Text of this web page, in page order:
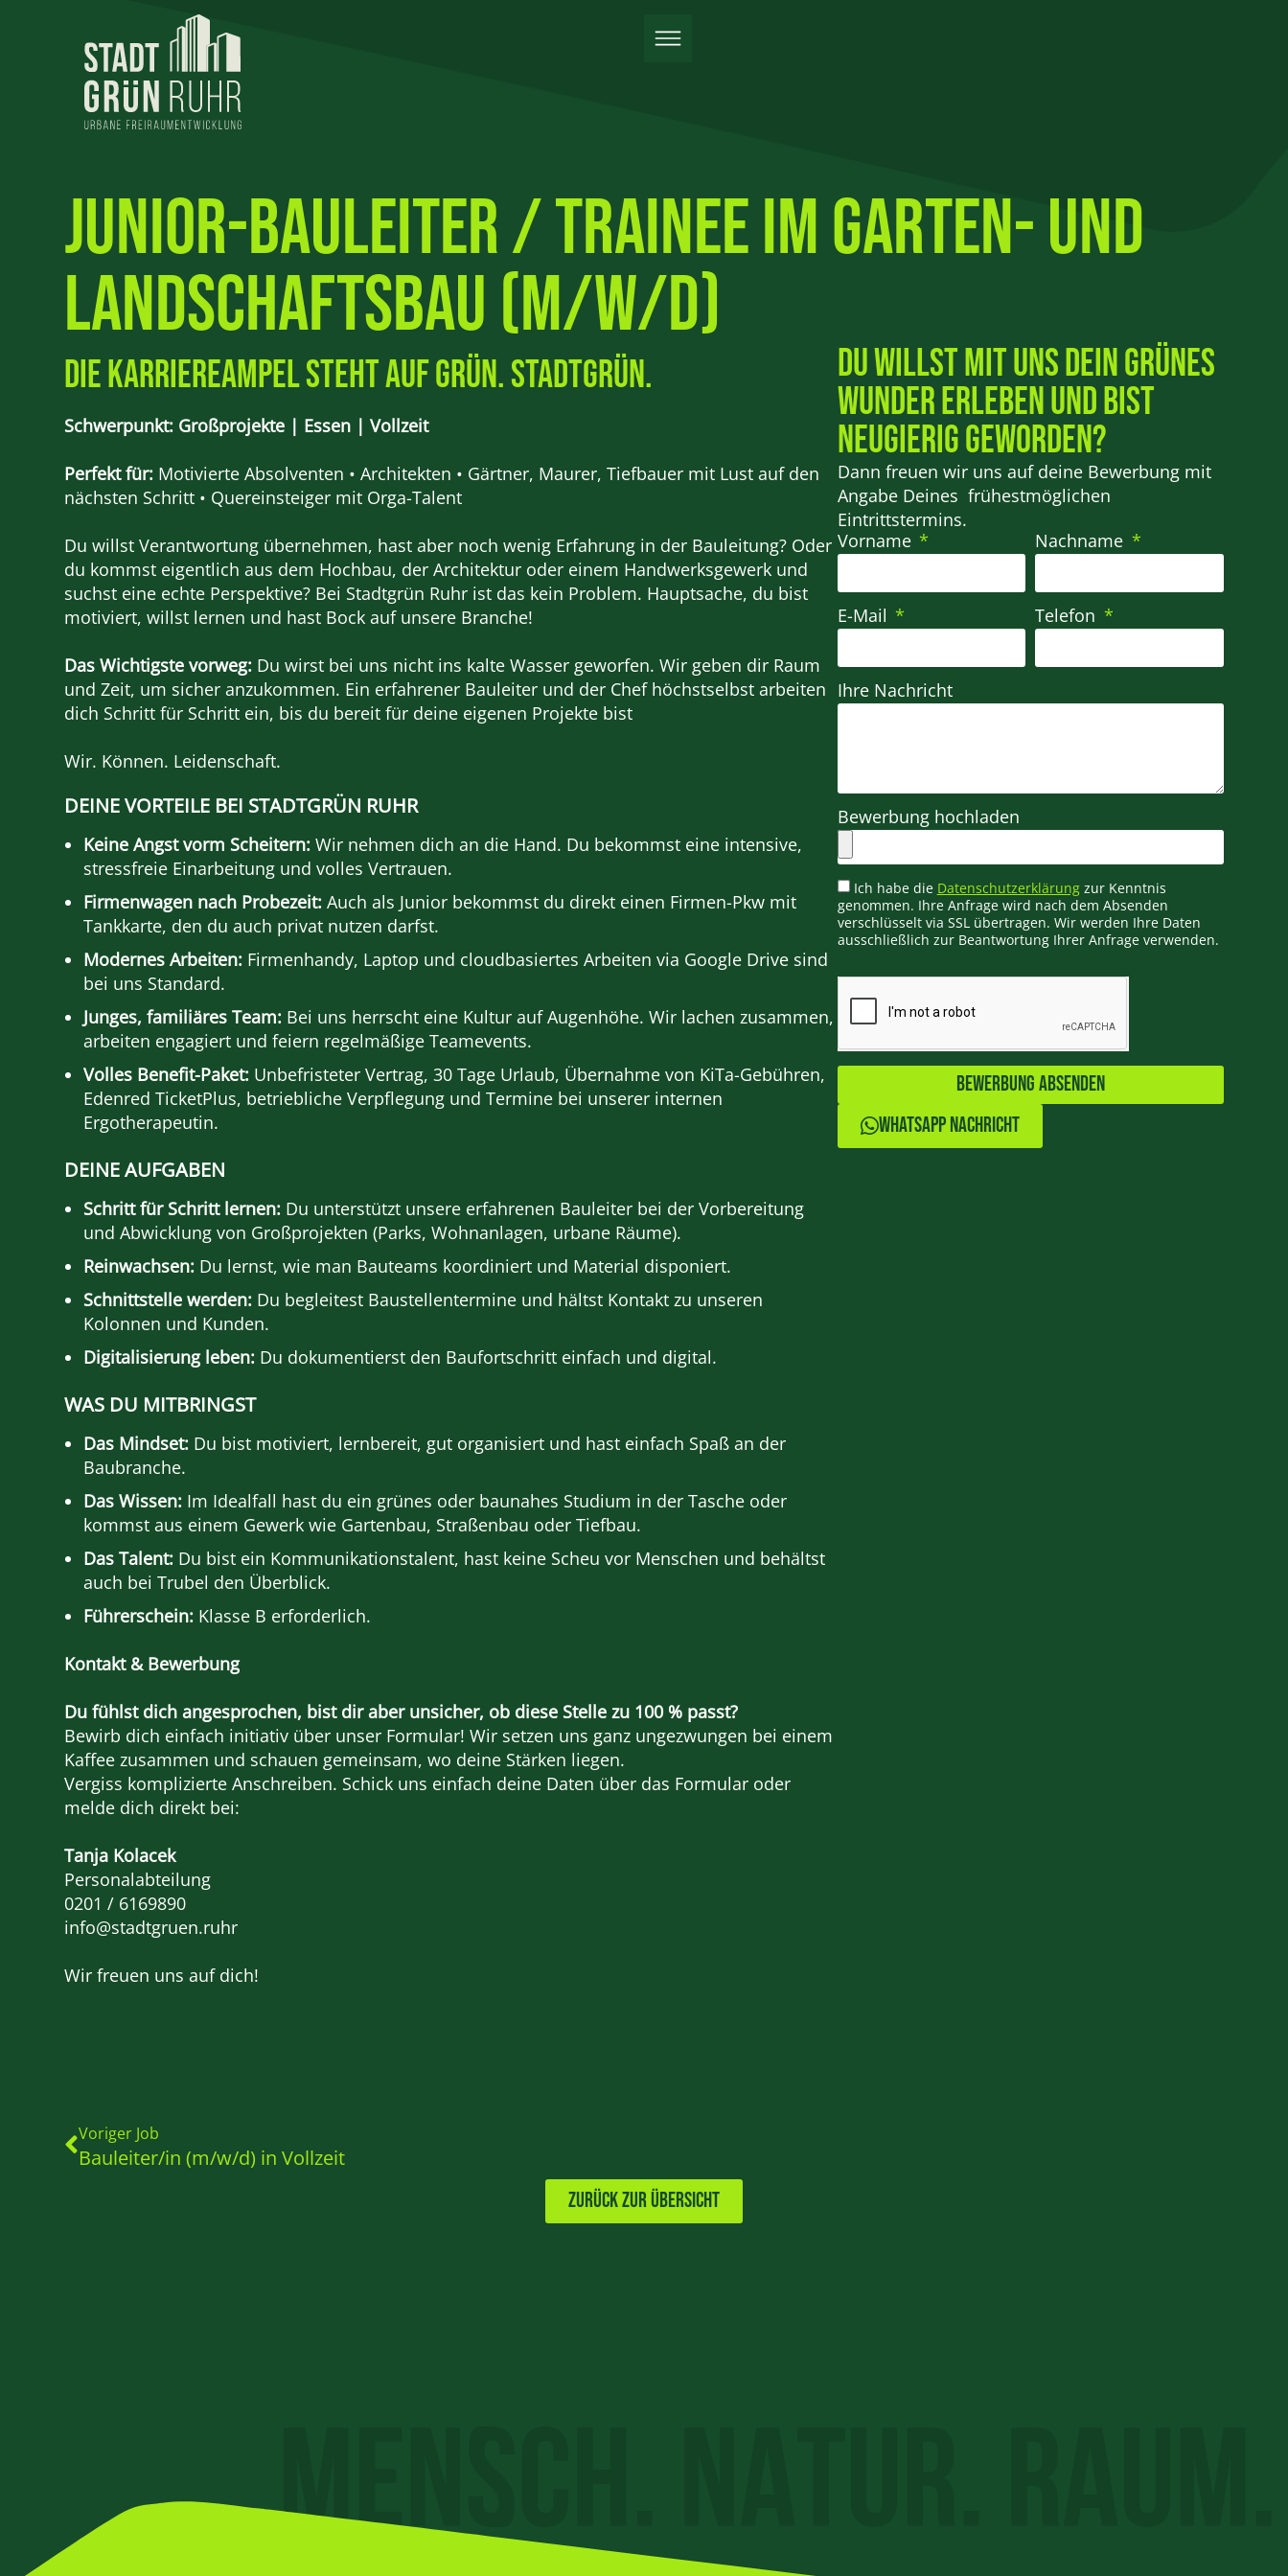
Junior-Bauleiter / Trainee im Garten- und
Landschaftsbau (m/w/d)
Die Karriereampel steht auf grün. Stadtgrün.
Schwerpunkt: Großprojekte | Essen | Vollzeit
Perfekt für: Motivierte Absolventen • Architekten • Gärtner, Maurer, Tiefbauer mit Lust auf den
nächsten Schritt • Quereinsteiger mit Orga-Talent
Du willst Verantwortung übernehmen, hast aber noch wenig Erfahrung in der Bauleitung? Oder
du kommst eigentlich aus dem Hochbau, der Architektur oder einem Handwerksgewerk und
suchst eine echte Perspektive? Bei Stadtgrün Ruhr ist das kein Problem. Hauptsache, du bist
motiviert, willst lernen und hast Bock auf unsere Branche!
Das Wichtigste vorweg: Du wirst bei uns nicht ins kalte Wasser geworfen. Wir geben dir Raum
und Zeit, um sicher anzukommen. Ein erfahrener Bauleiter und der Chef höchstselbst arbeiten
dich Schritt für Schritt ein, bis du bereit für deine eigenen Projekte bist
Wir. Können. Leidenschaft.
DEINE VORTEILE BEI STADTGRÜN RUHR
Keine Angst vorm Scheitern: Wir nehmen dich an die Hand. Du bekommst eine intensive,
stressfreie Einarbeitung und volles Vertrauen.
Firmenwagen nach Probezeit: Auch als Junior bekommst du direkt einen Firmen-Pkw mit
Tankkarte, den du auch privat nutzen darfst.
Modernes Arbeiten: Firmenhandy, Laptop und cloudbasiertes Arbeiten via Google Drive sind
bei uns Standard.
Junges, familiäres Team: Bei uns herrscht eine Kultur auf Augenhöhe. Wir lachen zusammen,
arbeiten engagiert und feiern regelmäßige Teamevents.
Volles Benefit-Paket: Unbefristeter Vertrag, 30 Tage Urlaub, Übernahme von KiTa-Gebühren,
Edenred TicketPlus, betriebliche Verpflegung und Termine bei unserer internen
Ergotherapeutin.
DEINE AUFGABEN
Schritt für Schritt lernen: Du unterstützt unsere erfahrenen Bauleiter bei der Vorbereitung
und Abwicklung von Großprojekten (Parks, Wohnanlagen, urbane Räume).
Reinwachsen: Du lernst, wie man Bauteams koordiniert und Material disponiert.
Schnittstelle werden: Du begleitest Baustellentermine und hältst Kontakt zu unseren
Kolonnen und Kunden.
Digitalisierung leben: Du dokumentierst den Baufortschritt einfach und digital.
WAS DU MITBRINGST
Das Mindset: Du bist motiviert, lernbereit, gut organisiert und hast einfach Spaß an der
Baubranche.
Das Wissen: Im Idealfall hast du ein grünes oder baunahes Studium in der Tasche oder
kommst aus einem Gewerk wie Gartenbau, Straßenbau oder Tiefbau.
Das Talent: Du bist ein Kommunikationstalent, hast keine Scheu vor Menschen und behältst
auch bei Trubel den Überblick.
Führerschein: Klasse B erforderlich.
Kontakt & Bewerbung
Du fühlst dich angesprochen, bist dir aber unsicher, ob diese Stelle zu 100 % passt?
Bewirb dich einfach initiativ über unser Formular! Wir setzen uns ganz ungezwungen bei einem
Kaffee zusammen und schauen gemeinsam, wo deine Stärken liegen.
Vergiss komplizierte Anschreiben. Schick uns einfach deine Daten über das Formular oder
melde dich direkt bei:
Tanja Kolacek
Personalabteilung
0201 / 6169890
info@stadtgruen.ruhr
Wir freuen uns auf dich!
Du willst mit uns dein grünes
Wunder erleben und bist
neugierig geworden?
Dann freuen wir uns auf deine Bewerbung mit
Angabe Deines frühestmöglichen
Eintrittstermins.
Vorname
Nachname
E-Mail Telefon
Ihre Nachricht
Bewerbung hochladen
Ich habe die Datenschutzerklärungzur Kenntnis
genommen. Ihre Anfrage wird nach dem Absenden
verschlüsselt via SSL übertragen. Wir werden Ihre Daten
ausschließlich zur Beantwortung Ihrer Anfrage verwenden.
Bewerbung Absenden
Whatsapp Nachricht
Voriger Job
Bauleiter/in (m/w/d) in Vollzeit
Zurück zur Übersicht